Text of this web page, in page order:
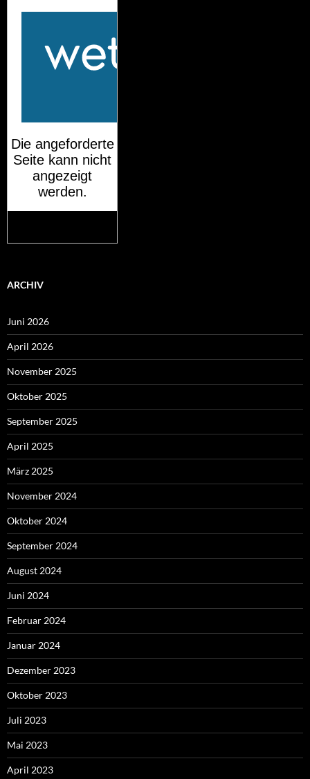
ARCHIV
Juni 2026
April 2026
November 2025
Oktober 2025
September 2025
April 2025
März 2025
November 2024
Oktober 2024
September 2024
August 2024
Juni 2024
Februar 2024
Januar 2024
Dezember 2023
Oktober 2023
Juli 2023
Mai 2023
April 2023